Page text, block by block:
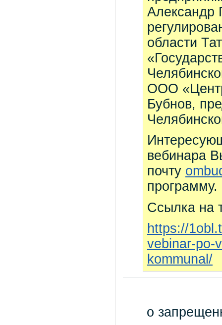
Александр
области
ООО
Бубнов,
вебинара
почту
программу.
Ссылка на
https://
vebinar-po-
kommunal/
о